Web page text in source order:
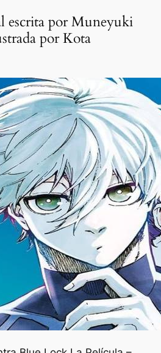
escrita por Muneyuki
por Kota